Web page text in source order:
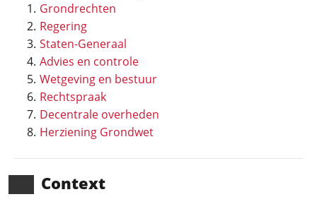
Grondrechten
Regering
Staten-Generaal
Advies en controle
Wetgeving en bestuur
Rechtspraak
Decentrale overheden
Herziening Grondwet
Context